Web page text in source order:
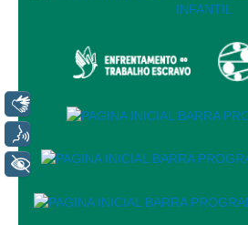
Comitê Gestor Regional do e-
Comitê do Datajud
Comissão Regional de Pesquisa
Comitê de Priorização do
Libras
+ Acessibilidade